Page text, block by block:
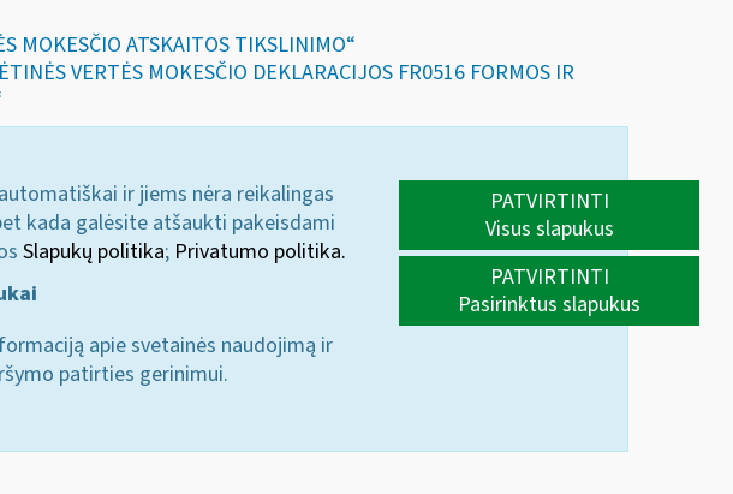
MOKESČIO ATSKAITOS TIKSLINIMO“
VERTĖS MOKESČIO DEKLARACIJOS FR0516 FORMOS IR
ir jiems nėra reikalingas
kada galėsite atšaukti pakeisdami
Slapukų politika; Privatumo politika.
apie svetainės naudojimą ir
patirties gerinimui.
PATVIRTINTI
Visus slapukus
PATVIRTINTI
Pasirinktus slapukus